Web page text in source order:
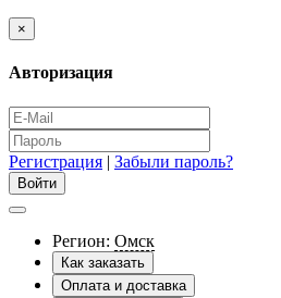
×
Авторизация
Регистрация | Забыли пароль?
Регион: Омск
Как заказать
Оплата и доставка